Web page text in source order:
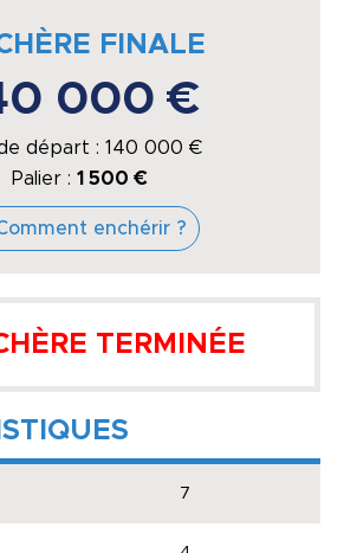
FINALE
000 €
départ : 140 000 €
Palier : 1 500 €
enchérir ?
TERMINÉE
7